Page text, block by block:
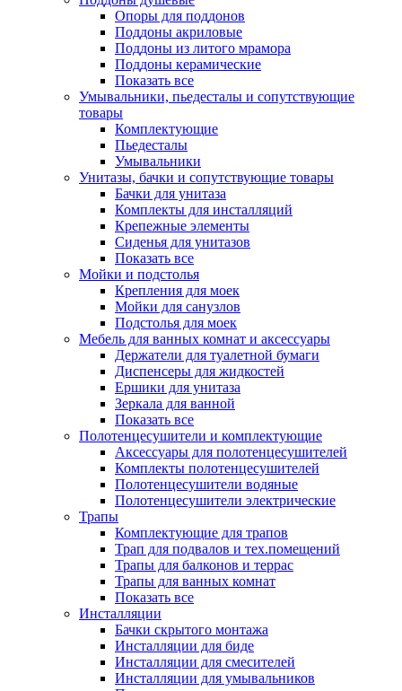
Опоры для поддонов
Поддоны акриловые
Поддоны из литого мрамора
Поддоны керамические
Показать все
Умывальники, пьедесталы и сопутствующие
товары
Комплектующие
Пьедесталы
Умывальники
Унитазы, бачки и сопутствующие товары
Бачки для унитаза
Комплекты для инсталляций
Крепежные элементы
Сиденья для унитазов
Показать все
Мойки и подстолья
Крепления для моек
Мойки для санузлов
Подстолья для моек
Мебель для ванных комнат и аксессуары
Держатели для туалетной бумаги
Диспенсеры для жидкостей
Ершики для унитаза
Зеркала для ванной
Показать все
Полотенцесушители и комплектующие
Аксессуары для полотенцесушителей
Комплекты полотенцесушителей
Полотенцесушители водяные
Полотенцесушители электрические
Трапы
Комплектующие для трапов
Трап для подвалов и тех.помещений
Трапы для балконов и террас
Трапы для ванных комнат
Показать все
Инсталляции
Бачки скрытого монтажа
Инсталляции для биде
Инсталляции для смесителей
Инсталляции для умывальников